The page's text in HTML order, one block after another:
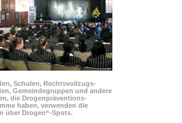
Schulen, Rechtsvollzugs­
Gemeindegruppen und andere
die Drogenpräventions­
haben, verwenden die
über Drogen“-Spots.